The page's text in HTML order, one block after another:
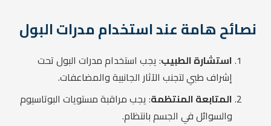
نصائح هامة عند استخدام مدرات البول
استشارة الطبيب: يجب استخدام مدرات البول تحت
إشراف طبي لتجنب الآثار الجانبية والمضاعفات.
المتابعة المنتظمة: يجب مراقبة مستويات البوتاسيوم
والسوائل في الجسم بانتظام.